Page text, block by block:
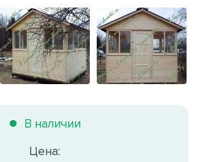
В наличии
Цена: